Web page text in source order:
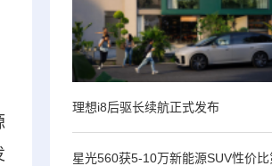
理想i8后驱长续航正式发布
星光560获5-10万新能源SUV性价比